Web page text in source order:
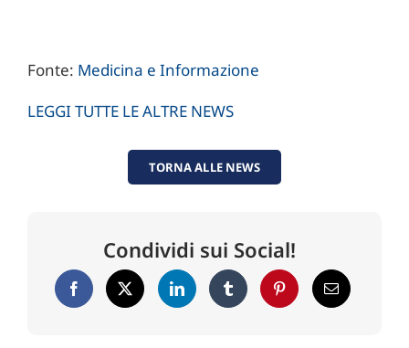
Fonte: Medicina e Informazione
LEGGI TUTTE LE ALTRE NEWS
TORNA ALLE NEWS
Condividi sui Social!